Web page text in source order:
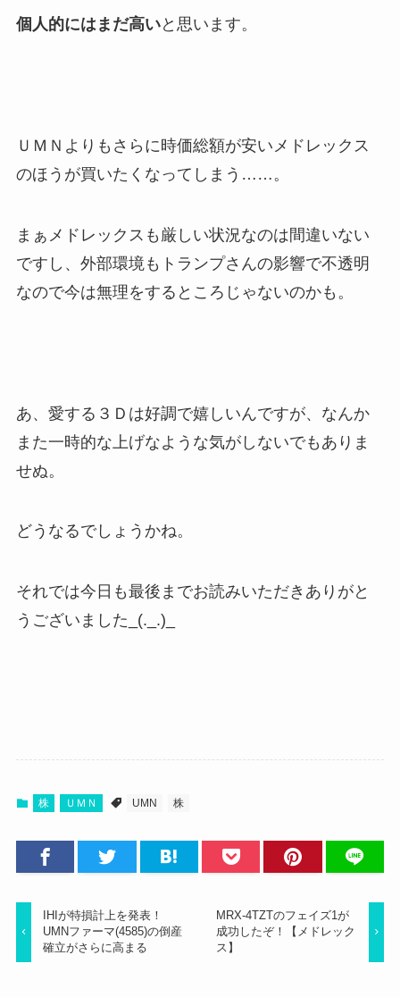
個人的にはまだ高いと思います。
ＵＭＮよりもさらに時価総額が安いメドレックス
のほうが買いたくなってしまう……。
まぁメドレックスも厳しい状況なのは間違いない
ですし、外部環境もトランプさんの影響で不透明
なので今は無理をするところじゃないのかも。
あ、愛する３Ｄは好調で嬉しいんですが、なんか
また一時的な上げなような気がしないでもありま
せぬ。
どうなるでしょうかね。
それでは今日も最後までお読みいただきありがと
うございました_(._.)_
株 ＵＭＮ UMN 株
IHIが特損計上を発表！
UMNファーマ(4585)の倒産
確立がさらに高まる
MRX-4TZTのフェイズ1が
成功したぞ！【メドレック
ス】